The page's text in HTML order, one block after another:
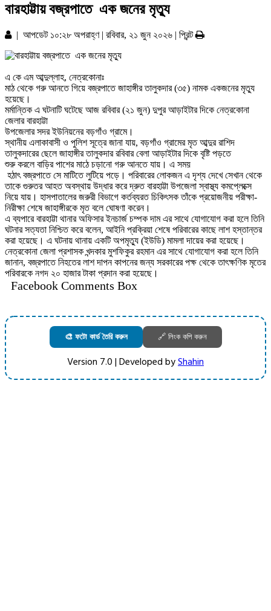
বারহাট্টায় বজ্রপাতে এক জনের মৃত্যু
| আপডেট ১০:২৮ অপরাহ্ণ | রবিবার, ২১ জুন ২০২৬ | প্রিন্ট
এ কে এম আব্দুল্লাহ, নেত্রকোনাঃ
মাঠ থেকে গরু আনতে গিয়ে বজ্রপাতে জাহাঙ্গীর তালুকদার (৩৫) নামক একজনের মৃত্যু
হয়েছে।
মর্মান্তিক এ ঘটনাটি ঘটেছে আজ রবিবার (২১ জুন) দুপুর আড়াইটার দিকে নেত্রকোনা
জেলার বারহাট্টা
উপজেলার সদর ইউনিয়নের বড়গাঁও গ্রামে।
স্থানীয় এলাকাবাসী ও পুলিশ সূত্রে জানা যায়, বড়গাঁও গ্রামের মৃত আব্দুর রাশিদ
তালুকদারের ছেলে জাহাঙ্গীর তালুকদার রবিবার বেলা আড়াইটার দিকে বৃষ্টি পড়তে
শুরু করলে বাড়ির পাশের মাঠে চড়ানো গরু আনতে যায়। এ সময়
হঠাৎ বজ্রপাতে সে মাটিতে লুটিয়ে পড়ে। পরিবারের লোকজন এ দৃশ্য দেখে সেখান থেকে
তাকে গুরুতর আহত অবস্থায় উদ্ধার করে দ্রুত বারহাট্টা উপজেলা স্বাস্থ্য কমপ্লেক্সে
নিয়ে যায়। হাসপাতালের জরুরী বিভাগে কর্তব্যরত চিকিৎসক তাঁকে প্রয়োজনীয় পরীক্ষা-
নিরীক্ষা শেষে জাহাঙ্গীরকে মৃত বলে ঘোষণা করেন।
এ ব্যপারে বারহাট্টা থানার অফিসার ইনচার্জ চম্পক দাম এর সাথে যোগাযোগ করা হলে তিনি
ঘটনার সত্যতা নিশ্চিত করে বলেন, আইনি প্রক্রিয়া শেষে পরিবারের কাছে লাশ হস্তান্তর
করা হয়েছে। এ ঘটনায় থানায় একটি অপমৃত্যু (ইউডি) মামলা দায়ের করা হয়েছে।
নেত্রকোনা জেলা প্রশাসক খন্দকার মুশফিকুর রহমান এর সাথে যোগাযোগ করা হলে তিনি
জানান, বজ্রপাতে নিহতের লাশ দাপন কাপনের জন্য সরকারের পক্ষ থেকে তাৎক্ষণিক মৃতের
পরিবারকে নগদ ২০ হাজার টাকা প্রদান করা হয়েছে।
Facebook Comments Box
🎨 ফটো কার্ড তৈরি করুন 🔗 লিংক কপি করুন
Version 7.0 | Developed byShahin